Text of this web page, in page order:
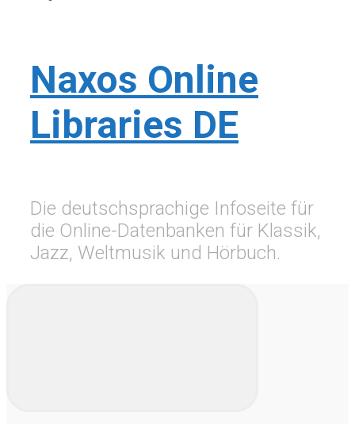
Naxos Online
Libraries DE
Die deutschsprachige Infoseite für
die Online-Datenbanken für Klassik,
Jazz, Weltmusik und Hörbuch.